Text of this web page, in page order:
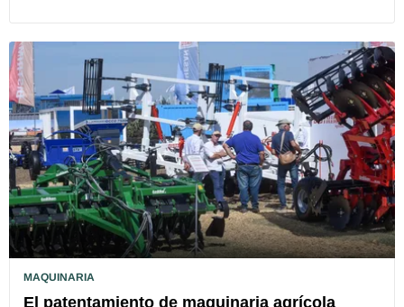
MAQUINARIA
El patentamiento de maquinaria agrícola